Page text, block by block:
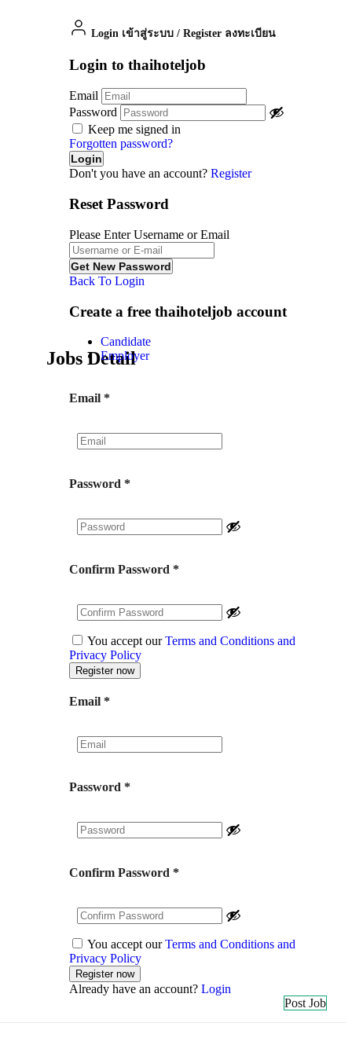
Jobs Detail
Login เข้าสู่ระบบ / Register ลงทะเบียน
Login to thaihoteljob
Email
Password
Keep me signed in
Forgotten password?
Don't you have an account? Register
Reset Password
Please Enter Username or Email
Back To Login
Create a free thaihoteljob account
Candidate
Employer
Email *
Password *
Confirm Password *
You accept ourTerms and Conditions and
Privacy Policy
Email *
Password *
Confirm Password *
You accept ourTerms and Conditions and
Privacy Policy
Already have an account? Login
Post Job